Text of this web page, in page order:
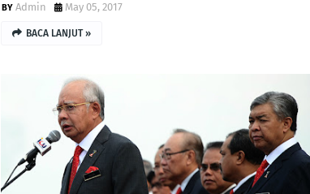
Admin
May 05, 2017
BACA LANJUT »